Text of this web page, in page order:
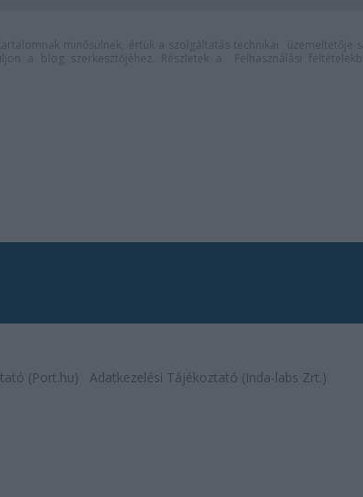
(Port.hu) Adatkezelési Tájékoztató (Inda-labs Zrt.)